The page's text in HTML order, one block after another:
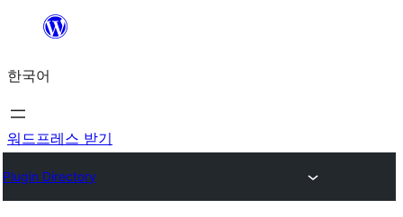
츠
로
바
가
한국어
워드프레스 받기
Plugin Directory